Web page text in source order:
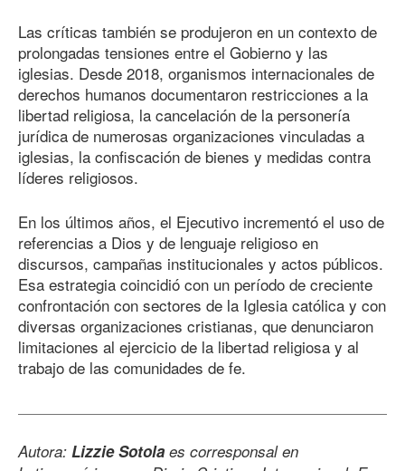
Las críticas también se produjeron en un contexto de
prolongadas tensiones entre el Gobierno y las
iglesias. Desde 2018, organismos internacionales de
derechos humanos documentaron restricciones a la
libertad religiosa, la cancelación de la personería
jurídica de numerosas organizaciones vinculadas a
iglesias, la confiscación de bienes y medidas contra
líderes religiosos.
En los últimos años, el Ejecutivo incrementó el uso de
referencias a Dios y de lenguaje religioso en
discursos, campañas institucionales y actos públicos.
Esa estrategia coincidió con un período de creciente
confrontación con sectores de la Iglesia católica y con
diversas organizaciones cristianas, que denunciaron
limitaciones al ejercicio de la libertad religiosa y al
trabajo de las comunidades de fe.
Autora: Lizzie Sotola es corresponsal en